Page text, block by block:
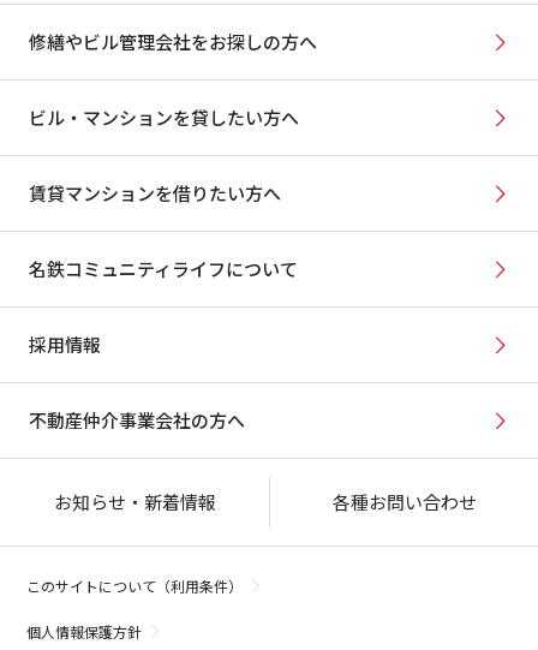
修繕やビル管理会社をお探しの方へ
ビル・マンションを貸したい方へ
賃貸マンションを借りたい方へ
名鉄コミュニティライフについて
採用情報
不動産仲介事業会社の方へ
お知らせ・新着情報 各種お問い合わせ
このサイトについて（利用条件）
個人情報保護方針